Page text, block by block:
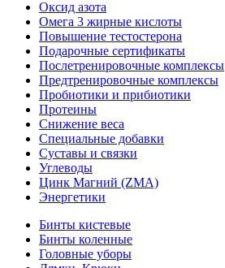
Оксид азота
Омега 3 жирные кислоты
Повышение тестостерона
Подарочные сертификаты
Послетренировочные комплексы
Предтренировочные комплексы
Пробиотики и прибиотики
Протеины
Снижение веса
Специальные добавки
Суставы и связки
Углеводы
Цинк Магний (ZMA)
Энергетики
Бинты кистевые
Бинты коленные
Головные уборы